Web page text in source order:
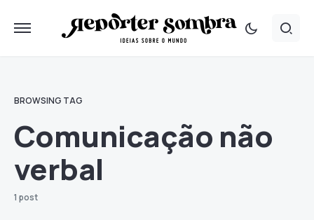
BROWSING TAG
Comunicação não
verbal
1 post